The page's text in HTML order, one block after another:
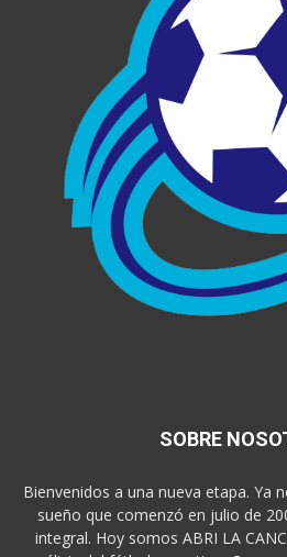
SOBRE
Bienvenidos a una nueva etapa. Ya
sueño que comenzó en julio de
integral. Hoy somos ABRI LA